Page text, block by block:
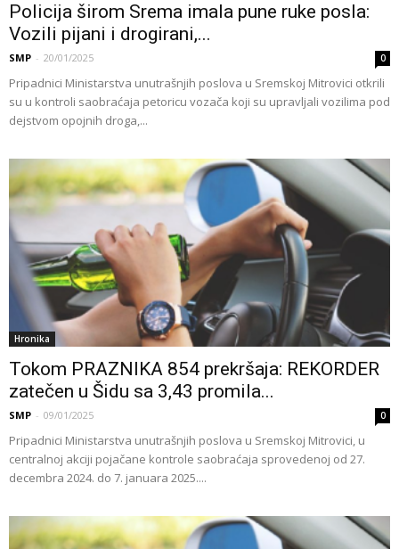
Policija širom Srema imala pune ruke posla:
Vozili pijani i drogirani,...
SMP - 20/01/2025 0
Pripadnici Ministarstva unutrašnjih poslova u Sremskoj Mitrovici otkrili
su u kontroli saobraćaja petoricu vozača koji su upravljali vozilima pod
dejstvom opojnih droga,...
Hronika
Tokom PRAZNIKA 854 prekršaja: REKORDER
zatečen u Šidu sa 3,43 promila...
SMP - 09/01/2025 0
Pripadnici Ministarstva unutrašnjih poslova u Sremskoj Mitrovici, u
centralnoj akciji pojačane kontrole saobraćaja sprovedenoj od 27.
decembra 2024. do 7. januara 2025....